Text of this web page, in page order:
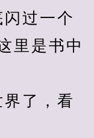
过一个
里是书中
了，看